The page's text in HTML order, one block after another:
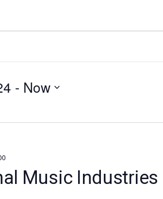
- Now
Music Industries